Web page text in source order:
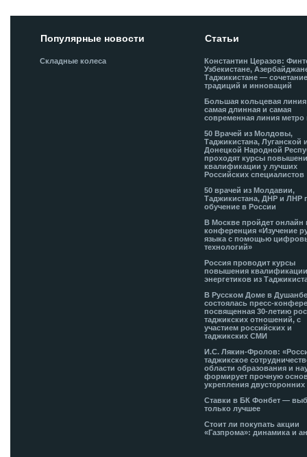
Популярные новости
Складные колеса
Статьи
Константин Церазов:
Узбекистане,
Таджикистане —
традиций и инноваций
Большая кольцевая
самая длинная и самая
современная линия метро
50 Врачей из Молдовы,
Таджикистана, Луганской
Донецкой Народной
проходят курсы
квалификации у лучших
Российских специалистов
50 врачей из Молдавии,
Таджикистана, ДНР и ЛНР
обучение в России
В Москве пройдет онлайн
конференция «Изучение
языка с помощью
технологий»
Россия проводит курсы
повышения
энергетиков из
В Русском Доме в
состоялась пресс-
посвященная 30-летию
таджикских отношений, с
участием российских и
таджикских СМИ
И.С. Лякин-Фролов:
таджикское
области образования и
формирует прочную
укрепления двусторонних
Ставки в БК Фонбет —
только лучшее
Стоит ли покупать акции
«Газпрома»: динамика и